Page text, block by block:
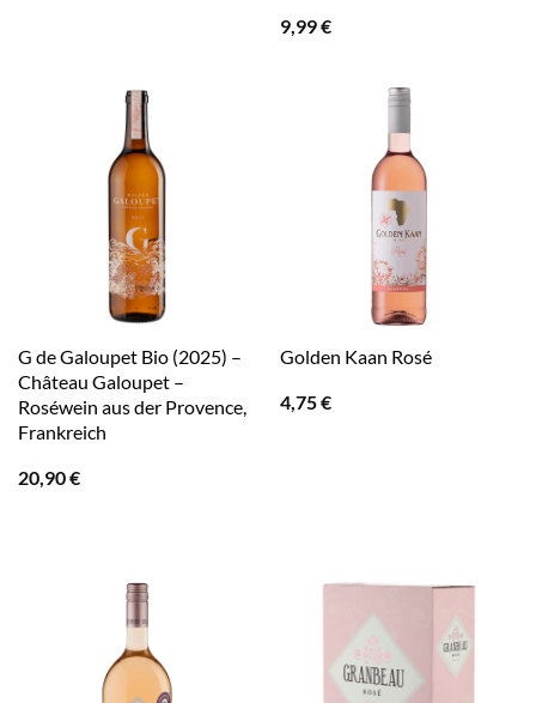
9,99€
G de Galoupet Bio (2025) –
Château Galoupet –
Roséwein aus der Provence,
Frankreich
20,90€
Golden Kaan Rosé
4,75€